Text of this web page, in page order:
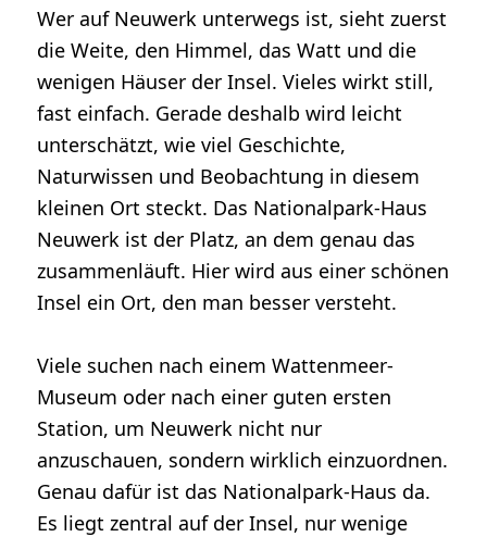
Wer auf Neuwerk unterwegs ist, sieht zuerst
die Weite, den Himmel, das Watt und die
wenigen Häuser der Insel. Vieles wirkt still,
fast einfach. Gerade deshalb wird leicht
unterschätzt, wie viel Geschichte,
Naturwissen und Beobachtung in diesem
kleinen Ort steckt. Das Nationalpark-Haus
Neuwerk ist der Platz, an dem genau das
zusammenläuft. Hier wird aus einer schönen
Insel ein Ort, den man besser versteht.
Viele suchen nach einem Wattenmeer-
Museum oder nach einer guten ersten
Station, um Neuwerk nicht nur
anzuschauen, sondern wirklich einzuordnen.
Genau dafür ist das Nationalpark-Haus da.
Es liegt zentral auf der Insel, nur wenige